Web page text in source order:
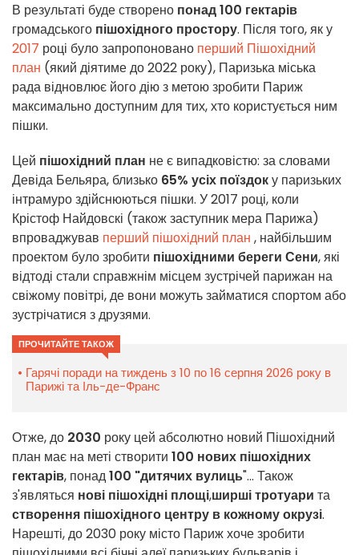
В результаті буде створено понад 100 гектарів
громадського пішохідного простору. Після того, як у
2017 році було запропоновано перший Пішохідний
план (який діятиме до 2022 року), Паризька міська
рада відновлює його дію з метою зробити Париж
максимально доступним для тих, хто користується ним
пішки.
Цей пішохідний план не є випадковістю: за словами
Девіда Бельяра, близько 65% усіх поїздоку паризьких
інтрамуро здійснюються пішки. У 2017 році, коли
Крістоф Найдовскі (також заступник мера Парижа)
впроваджував перший пішохідний план , найбільшим
проектом було зробити пішохідними береги Сени, які
відтоді стали справжнім місцем зустрічей парижан на
свіжому повітрі, де вони можуть займатися спортом або
зустрічатися з друзями.
ПРОЧИТАЙТЕ ТАКОЖ
Гарячі поради на тиждень з 10 по 16 серпня 2026 року в
Парижі та Іль-де-Франс
Отже, до 2030 року цей абсолютно новий Пішохідний
план має на меті створити 100 нових пішохідних
гектарів, понад100 "дитячих вулиць"... Також
з'являться нові пішохідні площі,ширші тротуари та
створення пішохідного центру в кожному окрузі.
Нарешті, до 2030 року місто Париж хоче зробити